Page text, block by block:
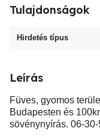
Tulajdonságok
Hirdetés típus
Leírás
Füves, gyomos
Budapesten és
sövénynyírás. 06-